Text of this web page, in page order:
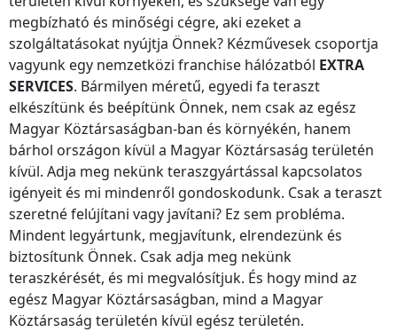
megbízható és minőségi cégre, aki ezeket a
szolgáltatásokat nyújtja Önnek? Kézművesek csoportja
vagyunk egy nemzetközi franchise hálózatból EXTRA
SERVICES. Bármilyen méretű, egyedi fa teraszt
elkészítünk és beépítünk Önnek, nem csakaz egész
Magyar Köztársaságban-ban és környékén, hanem
bárhol országon kívül a Magyar Köztársaság területén
kívül. Adja meg nekünk teraszgyártással kapcsolatos
igényeit és mi mindenről gondoskodunk. Csak a teraszt
szeretné felújítani vagy javítani? Ez sem probléma.
Mindent legyártunk, megjavítunk, elrendezünk és
biztosítunk Önnek. Csak adja meg nekünk
teraszkérését, és mi megvalósítjuk. És hogy mind az
egész Magyar Köztársaságban, mind a Magyar
Köztársaság területén kívül egész területén.